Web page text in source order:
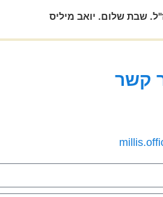
שבת שלום. יואב מיליס
קשר